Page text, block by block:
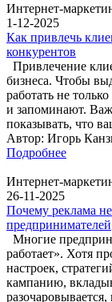
Интернет-
1-12-2025
Как привлечь
конкурентов
Привлечение
бизнеса. Чтобы
работать не
и запоминают.
показывать, что
Автор: Игорь
Подробнее
Интернет-
26-11-2025
Почему реклама
предпринимателей
Многие
работает». Хотя
настроек,
кампанию,